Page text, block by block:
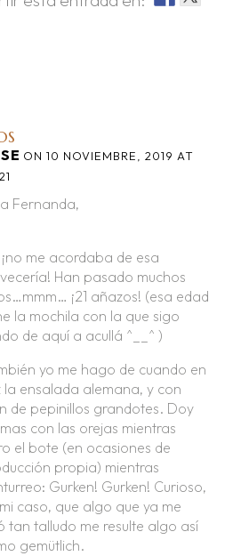
ON 10 NOVIEMBRE, 2019 AT
Fernanda,
me acordaba de esa
Han pasado muchos
¡21 añazos! (esa edad
la mochila con la que sigo
de aquí a acullá ^__^ )
yo me hago de cuando en
la ensalada alemana, y con
de pepinillos grandotes. Doy
con las orejas mientras
el bote (en ocasiones de
propia) mientras
Gurken! Gurken! Curioso,
caso, que algo que ya me
tan talludo me resulte algo así
gemütlich.